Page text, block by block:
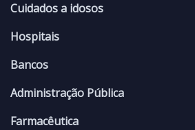
Cuidados a idosos
Hospitais
Bancos
Administração Pública
Farmacêutica